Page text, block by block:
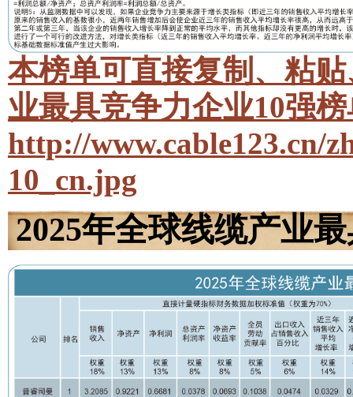
本榜单可直接复制、粘
业最具竞争力企业10强
http://www.cable123.cn/
10_cn.jpg
2025年全球线缆产业